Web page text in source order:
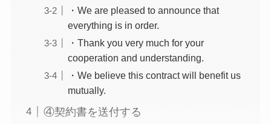
・We are pleased to announce that
everything is in order.
・Thank you very much for your
cooperation and understanding.
・We believe this contract will benefit us
mutually.
④契約書を送付する